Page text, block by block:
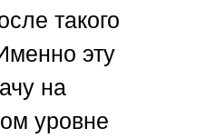
такого
эту
на
уровне